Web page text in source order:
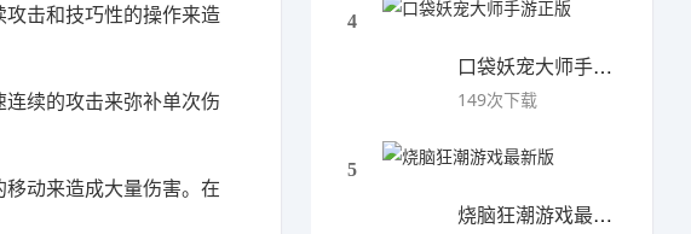
击和技巧性的操作来造
续的攻击来弥补单次伤
动来造成大量伤害。在
4
口袋妖宠大师手游正版
149次下载
5
烧脑狂潮游戏最新版